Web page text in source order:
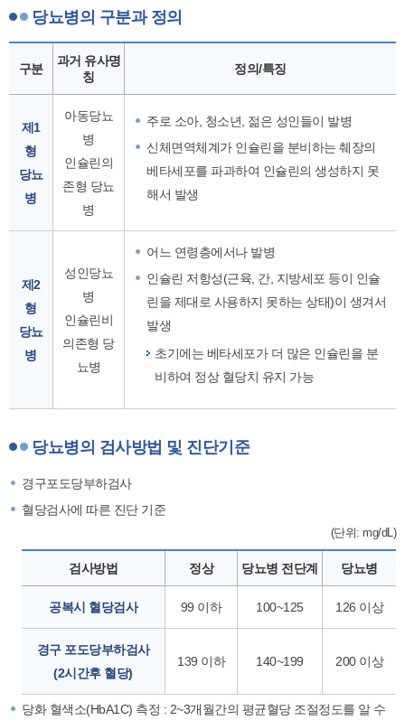
당뇨병의 구분과 정의
구분
과거 유사명
칭
정의/특징
제1
형
당뇨
병
아동당뇨
병
인슐린의
존형 당뇨
병
주로 소아, 청소년, 젊은 성인들이 발병
신체면역체계가 인슐린을 분비하는 췌장의
베타세포를 파과하여 인슐린의 생성하지 못
해서 발생
제2
형
당뇨
병
성인당뇨
병
인슐린비
의존형 당
뇨병
어느 연령층에서나 발병
인슐린 저항성(근육, 간, 지방세포 등이 인슐
린을 제대로 사용하지 못하는 상태)이 생겨서
발생
초기에는 베타세포가 더 많은 인슐린을 분
비하여 정상 혈당치 유지 가능
당뇨병의 검사방법 및 진단기준
경구포도당부하검사
혈당검사에 따른 진단 기준
(단위: mg/dL)
검사방법 정상 당뇨병 전단계 당뇨병
공복시 혈당검사 99 이하 100~125 126 이상
경구 포도당부하검사
(2시간후 혈당)
139 이하 140~199 200 이상
당화 혈색소(HbA1C) 측정 : 2~3개월간의 평균혈당 조절정도를 알 수